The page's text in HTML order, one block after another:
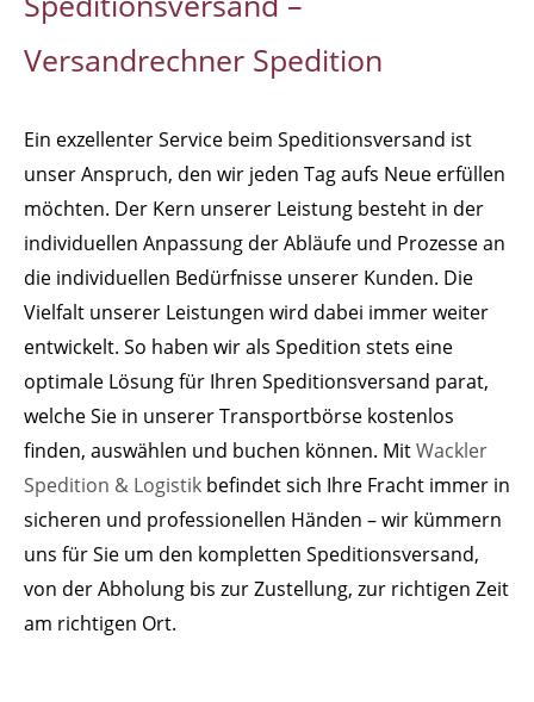
Versandrechner Spedition
Ein exzellenter Service beim Speditionsversand ist
unser Anspruch, den wir jeden Tag aufs Neue erfüllen
möchten. Der Kern unserer Leistung besteht in der
individuellen Anpassung der Abläufe und Prozesse an
die individuellen Bedürfnisse unserer Kunden. Die
Vielfalt unserer Leistungen wird dabei immer weiter
entwickelt. So haben wir als Spedition stets eine
optimale Lösung für Ihren Speditionsversand parat,
welche Sie in unserer Transportbörse kostenlos
finden, auswählen und buchen können. MitWackler
Spedition & Logistik befindet sich Ihre Fracht immer in
sicheren und professionellen Händen – wir kümmern
uns für Sie um den kompletten Speditionsversand,
von der Abholung bis zur Zustellung, zur richtigen Zeit
am richtigen Ort.